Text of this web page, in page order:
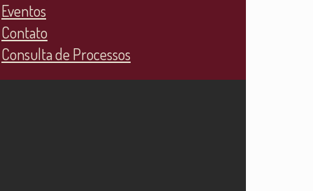
Eventos
Contato
Consulta de Processos